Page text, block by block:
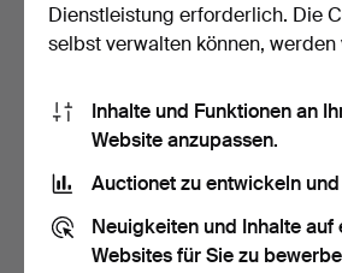
LISA LARSON.
Steinzeu…
1 Tag
4 Gebote
4 Tage
12
Dienstleistung erforderlich. Die
selbst verwalten können, werden
Inhalte und Funktionen an
Website anzupassen.
Auctionet zu entwickeln
Neuigkeiten und Inhalte auf
Websites für Sie zu